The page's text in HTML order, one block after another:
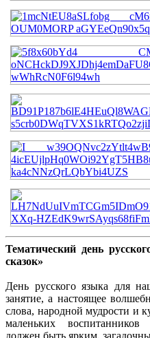
Тематический день
сказок»
День русского языка для
занятие, а настоящее
слова, народной мудрости и
маленьких воспитанников